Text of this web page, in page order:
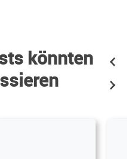
könnten